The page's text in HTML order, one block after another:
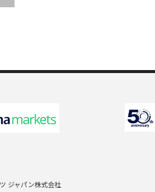
ジャパン株式会社